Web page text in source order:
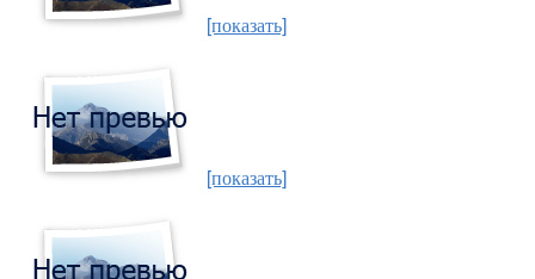
[показать]
[показать]